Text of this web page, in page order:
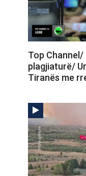
Top
plagjiaturë/
Tiranës me